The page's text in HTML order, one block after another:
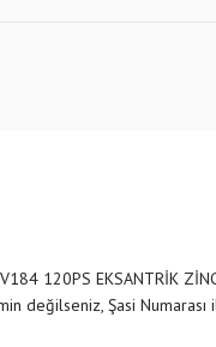
120PS EKSANTRİK
değilseniz, Şasi